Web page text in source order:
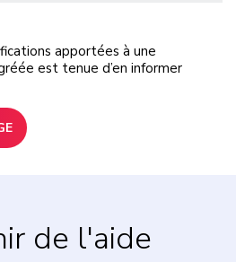
apportées à une
est tenue d’en informer
de l'aide